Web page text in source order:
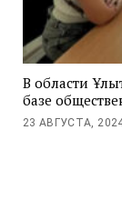
В области
базе
23 АВГУСТА,